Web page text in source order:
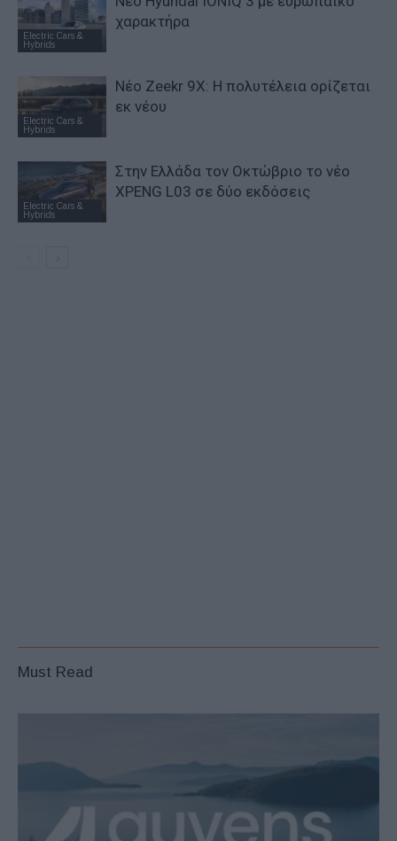
Electric Cars &
Hybrids
χαρακτήρα
Electric Cars &
Hybrids
Νέο Zeekr 9X: Η πολυτέλεια ορίζεται
εκ νέου
Electric Cars &
Hybrids
Στην Ελλάδα τον Οκτώβριο το νέο
XPENG L03 σε δύο εκδόσεις
Must Read